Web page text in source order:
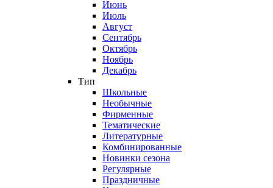
Июнь
Июль
Август
Сентябрь
Октябрь
Ноябрь
Декабрь
Тип
Школьные
Необычные
Фирменные
Тематические
Литературные
Комбинированные
Новинки сезона
Регулярные
Праздничные